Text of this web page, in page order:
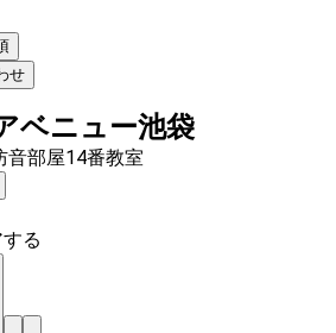
せ
ベニュー池袋
音部屋14番教室
る